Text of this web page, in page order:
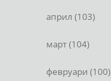
април (103)
март (104)
февруари (100)